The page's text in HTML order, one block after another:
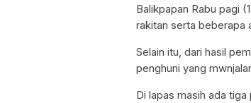
Balikpapan Rabu pagi
rakitan serta beberapa
Selain itu, dari hasil
penghuni yang
Di lapas masih ada